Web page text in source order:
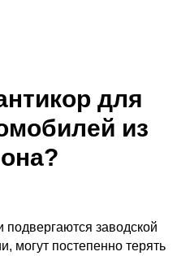
для
из
заводской
могут постепенно терять